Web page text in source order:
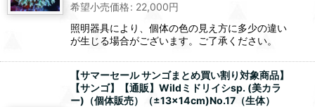
希望小売価格: 22,000円
照明器具により、個体の色の見え方に多少の違い
が生じる場合がございます。ご了承ください。
【サマーセール サンゴまとめ買い割り対象商品】
【サンゴ】【通販】Wildミドリイシsp. (美カラ
ー)（個体販売）（±13x14cm)No.17（生体）